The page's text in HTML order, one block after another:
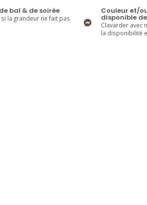
bal & de soirée
si la grandeur ne fait pas
Couleur et/
disponible
Clavarder avec
la disponibilité